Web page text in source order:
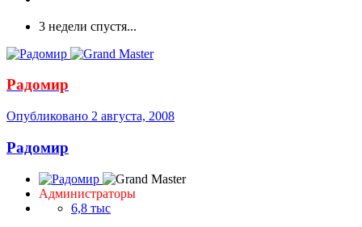
3 недели спустя...
Радомир
Опубликовано 2 августа, 2008
Радомир
Администраторы
6,8 тыс